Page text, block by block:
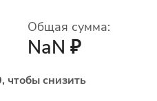
Общая сумма:
NaN ₽
чтобы снизить